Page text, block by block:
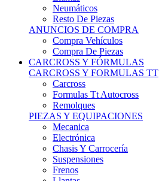
Neumáticos
Resto De Piezas
ANUNCIOS DE COMPRA
Compra Vehículos
Compra De Piezas
CARCROSS Y FÓRMULAS
CARCROSS Y FORMULAS TT
Carcross
Formulas Tt Autocross
Remolques
PIEZAS Y EQUIPACIONES
Mecanica
Electrónica
Chasis Y Carrocería
Suspensiones
Frenos